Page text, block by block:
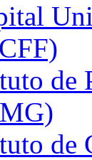
de
de